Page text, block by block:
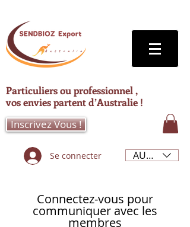
Particuliers ou professionnel ,
vos envies partent d’Australie !
Inscrivez Vous !
Se connecter AUD (AU$)
Connectez-vous pour
communiquer avec les
membres